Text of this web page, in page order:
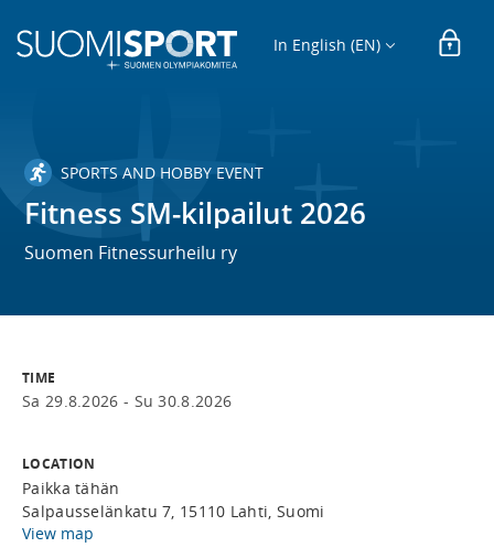
In English (EN)
SPORTS AND HOBBY EVENT
Fitness SM-kilpailut 2026
Suomen Fitnessurheilu ry
TIME
Sa 29.8.2026 - Su 30.8.2026
LOCATION
Paikka tähän
Salpausselänkatu 7, 15110 Lahti, Suomi
View map